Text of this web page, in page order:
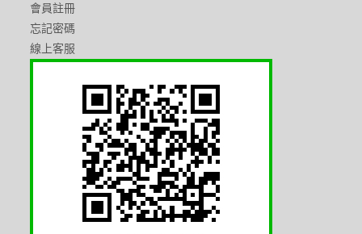
會員註冊
忘記密碼
線上客服